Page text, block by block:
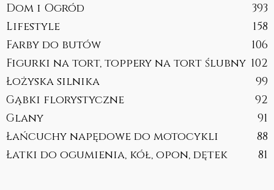
Dom i Ogród
393
Lifestyle
158
Farby do butów
106
Figurki na tort, toppery na tort ślubny 102
Łożyska silnika
99
Gąbki florystyczne
92
Glany
91
Łańcuchy napędowe do motocykli
88
Łatki do ogumienia, kół, opon, dętek
81